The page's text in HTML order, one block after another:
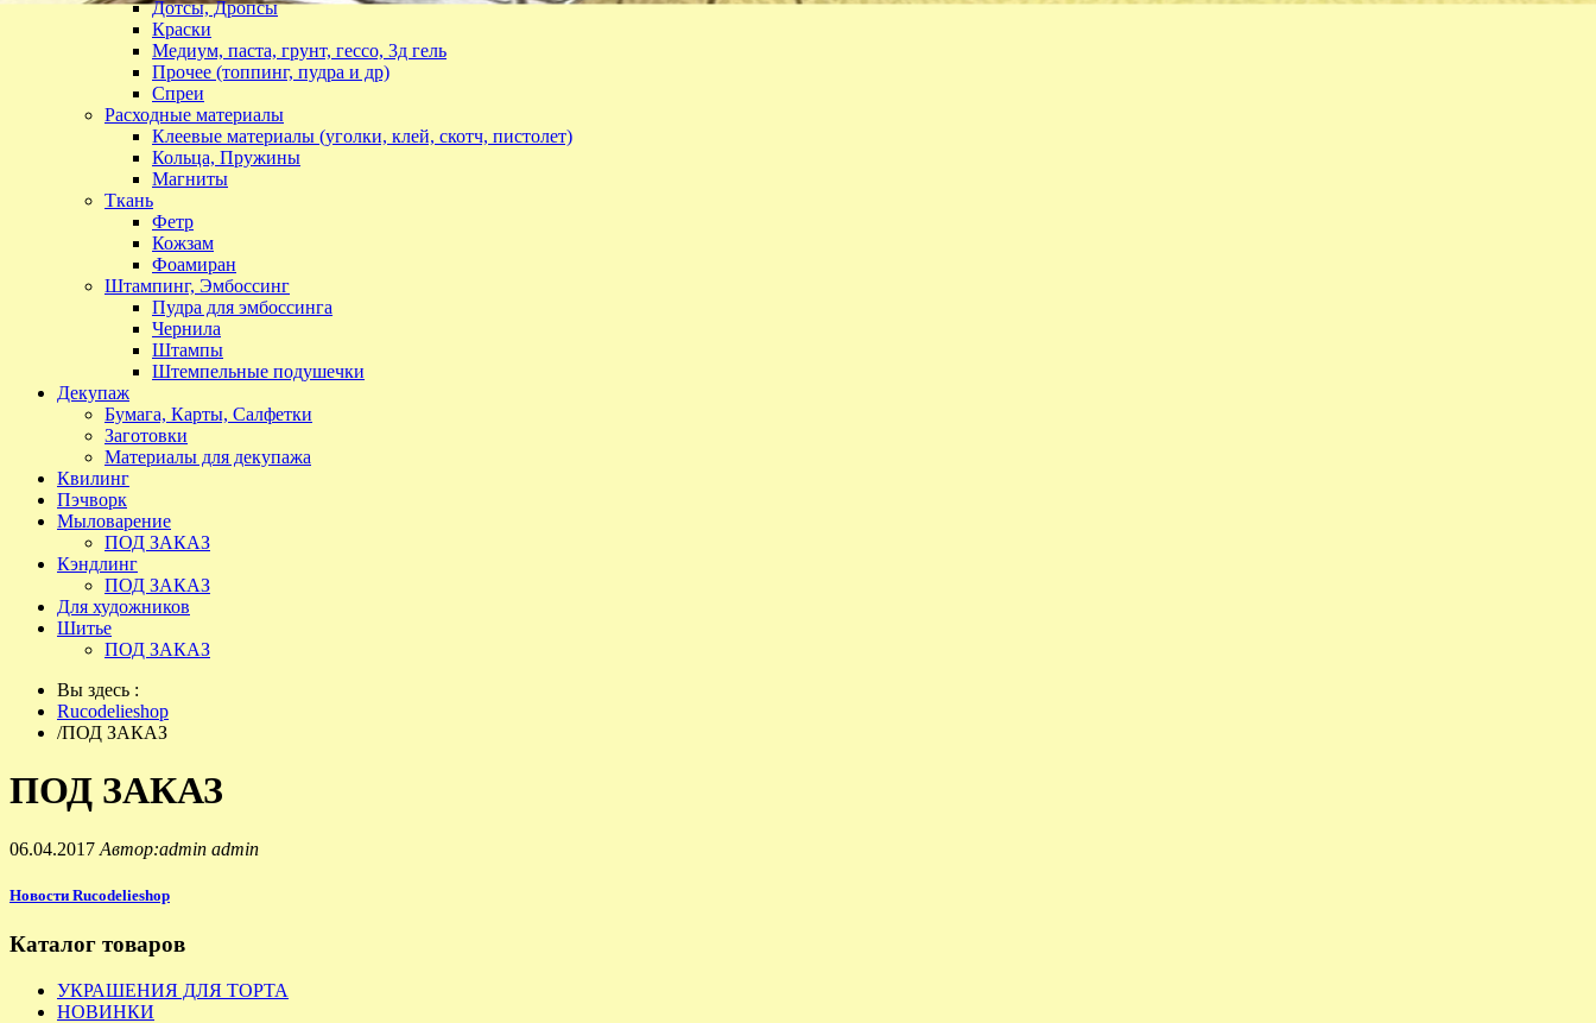
Дотсы, Дропсы
Краски
Медиум, паста, грунт, гессо, 3д гель
Прочее (топпинг, пудра и др)
Спреи
Расходные материалы
Клеевые материалы (уголки, клей, скотч, пистолет)
Кольца, Пружины
Магниты
Ткань
Фетр
Кожзам
Фоамиран
Штампинг, Эмбоссинг
Пудра для эмбоссинга
Чернила
Штампы
Штемпельные подушечки
Декупаж
Бумага, Карты, Салфетки
Заготовки
Материалы для декупажа
Квилинг
Пэчворк
Мыловарение
ПОД ЗАКАЗ
Кэндлинг
ПОД ЗАКАЗ
Для художников
Шитье
ПОД ЗАКАЗ
Вы здесь :
Rucodelieshop
/ПОД ЗАКАЗ
ПОД ЗАКАЗ
06.04.2017 Автор:admin admin
Новости Rucodelieshop
Каталог товаров
УКРАШЕНИЯ ДЛЯ ТОРТА
НОВИНКИ